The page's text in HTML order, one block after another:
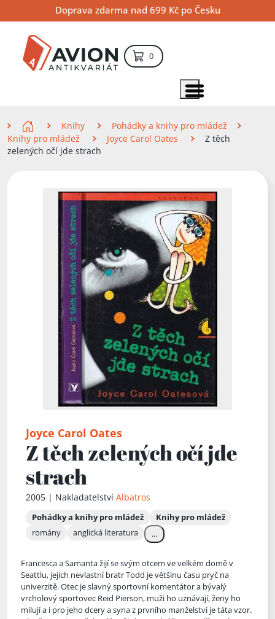
na
obsah
na
navigaci
na
vyhledávání
Doprava zdarma nad 699 Kč po Česku
0položek – košík
Zobrazit položky menu
Knihy
Pohádky a knihy pro mládež
Knihy pro mládež
Joyce Carol Oates
Z těch
zelených očí jde strach
Joyce Carol Oates
Z těch zelených očí jde
strach
2005 | Nakladatelství Albatros
Pohádky a knihy pro mládež
Knihy pro mládež
romány
anglická literatura ...
Francesca a Samanta žijí se svým otcem ve velkém domě v
Seattlu, jejich nevlastní bratr Todd je většinu času pryč na
univerzitě. Otec je slavný sportovní komentátor a bývalý
vrcholový sportovec Reid Pierson, muži ho uznávají, ženy ho
milují a i pro jeho dcery a syna z prvního manželství je táta vzor.